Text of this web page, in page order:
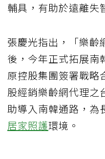
輔具，有助於遠離失
張慶光指出，「樂齡
後，今年正式拓展南
原控股集團簽署戰略
股經銷樂齡網代理之
助導入南韓通路，為
居家照護環境。